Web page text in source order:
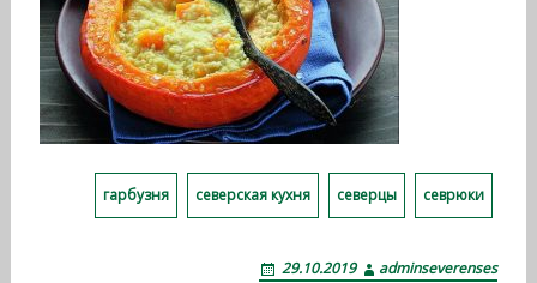
гарбузня северская кухня северцы севрюки
29.10.2019 adminseverenses